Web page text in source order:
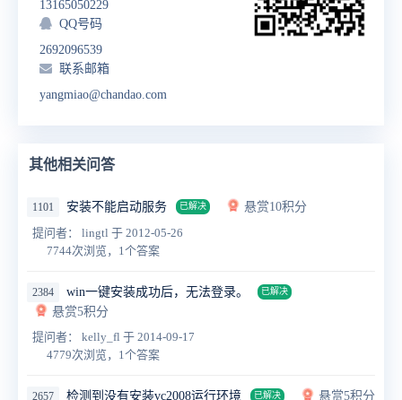
13165050229
QQ号码
2692096539
联系邮箱
yangmiao@chandao.com
其他相关问答
1101 安装不能启动服务 已解决
悬赏10积分
提问者： lingtl 于 2012-05-26
7744次浏览，1个答案
2384 win一键安装成功后，无法登录。 已解决
悬赏5积分
提问者： kelly_fl 于 2014-09-17
4779次浏览，1个答案
2657 检测到没有安装vc2008运行环境 已解决 悬赏5积分